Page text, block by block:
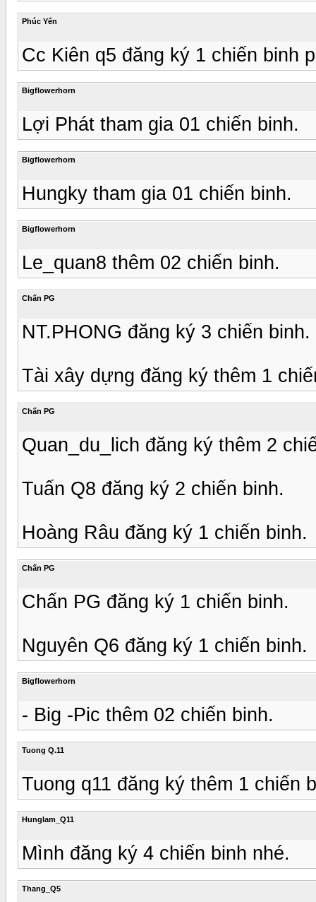
Phúc Yến
Cc Kiên q5 đăng ký 1 chiến binh
Bigflowerhorn
Lợi Phát tham gia 01 chiến binh.
Bigflowerhorn
Hungky tham gia 01 chiến binh.
Bigflowerhorn
Le_quan8 thêm 02 chiến binh.
Chấn PG
NT.PHONG đăng ký 3 chiến binh.
Tài xây dựng đăng ký thêm 1
Chấn PG
Quan_du_lich đăng ký thêm 2
Tuấn Q8 đăng ký 2 chiến binh.
Hoàng Râu đăng ký 1 chiến binh.
Chấn PG
Chấn PG đăng ký 1 chiến binh.
Nguyên Q6 đăng ký 1 chiến binh.
Bigflowerhorn
- Big -Pic thêm 02 chiến binh.
Tuong Q.11
Tuong q11 đăng ký thêm 1 chiến
Hunglam_Q11
Mình đăng ký 4 chiến binh nhé.
Thang_Q5